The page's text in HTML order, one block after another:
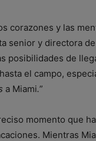
corazones y las
senior y directora
posibilidades de
el campo,
a Miami.”
momento que
Mientras